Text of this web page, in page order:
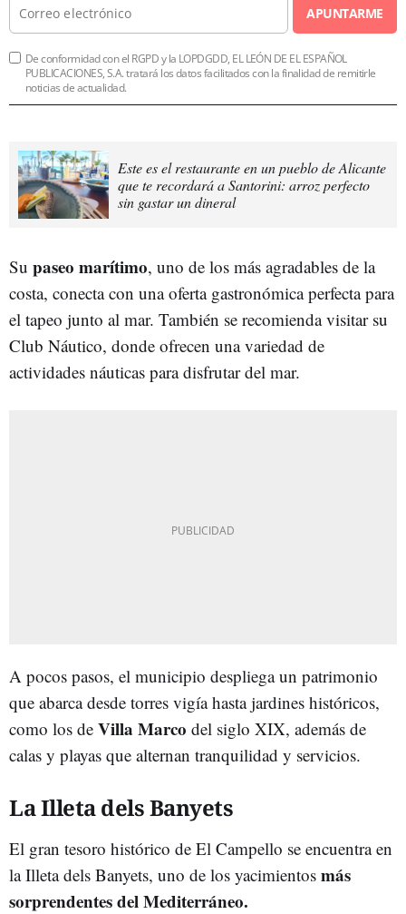
APUNTARME
De conformidad con el RGPD y la LOPDGDD, EL LEÓN DE EL ESPAÑOL
PUBLICACIONES, S.A. tratará los datos facilitados con la finalidad de remitirle
noticias de actualidad.
Este es el restaurante en un pueblo de Alicante
que te recordará a Santorini: arroz perfecto
sin gastar un dineral
Su paseo marítimo, uno de los más agradables de la
costa, conecta con una oferta gastronómica perfecta para
el tapeo junto al mar. También se recomienda visitar su
Club Náutico, donde ofrecen una variedad de
actividades náuticas para disfrutar del mar.
A pocos pasos, el municipio despliega un patrimonio
que abarca desde torres vigía hasta jardines históricos,
como los de Villa Marco del siglo XIX, además de
calas y playas que alternan tranquilidad y servicios.
La Illeta dels Banyets
El gran tesoro histórico de El Campello se encuentra en
la Illeta dels Banyets, uno de los yacimientos más
sorprendentes del Mediterráneo.